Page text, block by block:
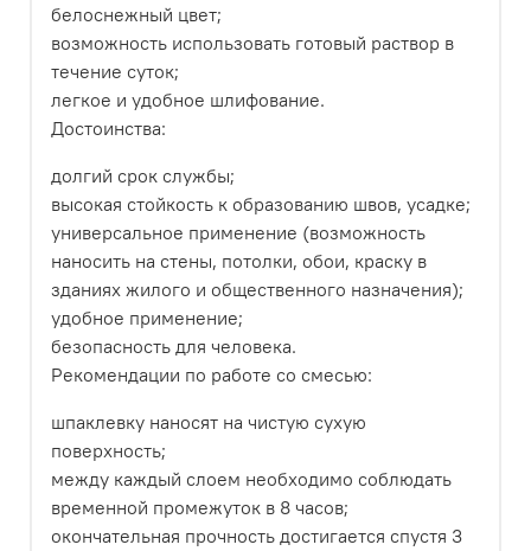
белоснежный цвет;
возможность использовать готовый раствор в
течение суток;
легкое и удобное шлифование.
Достоинства:
долгий срок службы;
высокая стойкость к образованию швов, усадке;
универсальное применение (возможность
наносить на стены, потолки, обои, краску в
зданиях жилого и общественного назначения);
удобное применение;
безопасность для человека.
Рекомендации по работе со смесью:
шпаклевку наносят на чистую сухую
поверхность;
между каждый слоем необходимо соблюдать
временной промежуток в 8 часов;
окончательная прочность достигается спустя 3